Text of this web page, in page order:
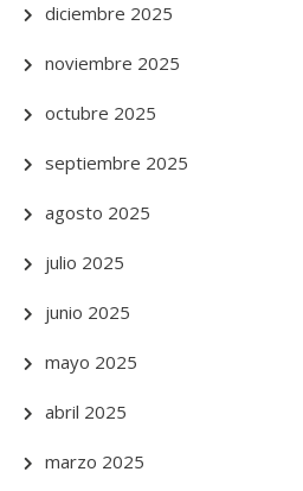
diciembre 2025
noviembre 2025
octubre 2025
septiembre 2025
agosto 2025
julio 2025
junio 2025
mayo 2025
abril 2025
marzo 2025